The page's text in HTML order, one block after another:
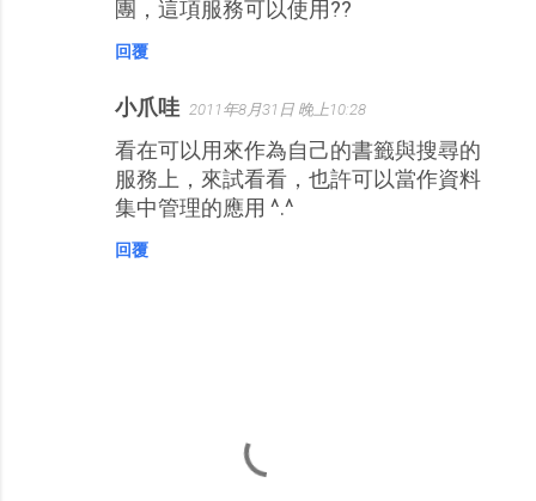
團，這項服務可以使用??
回覆
小爪哇 2011年8月31日 晚上10:28
看在可以用來作為自己的書籤與搜尋的
服務上，來試看看，也許可以當作資料
集中管理的應用 ^.^
回覆